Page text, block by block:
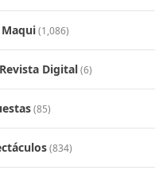
(1,086)
Revista Digital(6)
(85)
(834)